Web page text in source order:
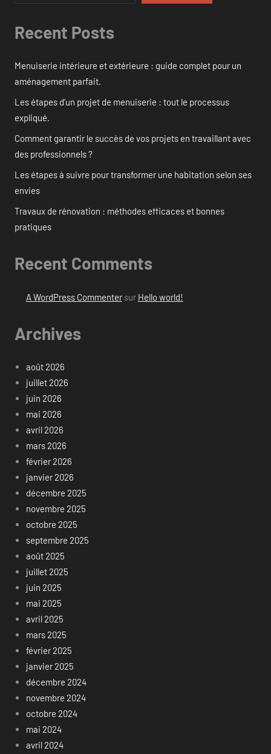
Recent Posts
Menuiserie intérieure et extérieure : guide complet pour un
aménagement parfait.
Les étapes d’un projet de menuiserie : tout le processus
expliqué.
Comment garantir le succès de vos projets en travaillant avec
des professionnels ?
Les étapes à suivre pour transformer une habitation selon ses
envies
Travaux de rénovation : méthodes efficaces et bonnes
pratiques
Recent Comments
A WordPress Commentersur Hello world!
Archives
août 2026
juillet 2026
juin 2026
mai 2026
avril 2026
mars 2026
février 2026
janvier 2026
décembre 2025
novembre 2025
octobre 2025
septembre 2025
août 2025
juillet 2025
juin 2025
mai 2025
avril 2025
mars 2025
février 2025
janvier 2025
décembre 2024
novembre 2024
octobre 2024
mai 2024
avril 2024